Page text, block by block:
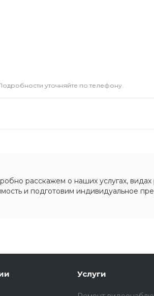
уточняйте по телефону.
расскажем о наших услугах,
и подготовим индивидуальное
Услуги